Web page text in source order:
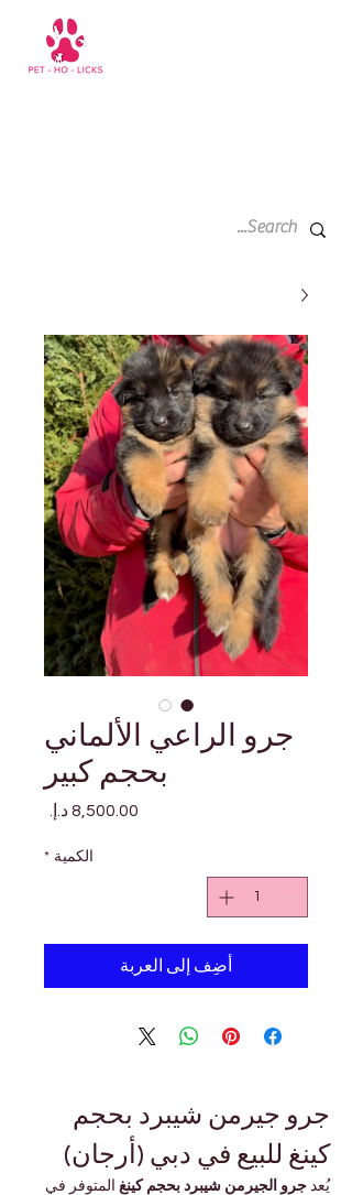
جرو الراعي الألماني
بحجم كبير
الكمية *
أضِف إلى العربة
جرو جيرمن شيبرد بحجم
كينغ للبيع في دبي (أرجان)
يُعد جرو الجيرمن شيبرد بحجم كينغ المتوفر في